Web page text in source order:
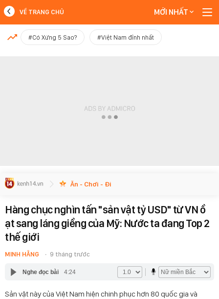
MỚI NHẤT
VỀ TRANG CHỦ MỚI NHẤT
#Có Xứng 5 Sao? #Việt Nam đỉnh nhất
Ăn - Chơi - Đi
Hàng chục nghìn tấn "sản vật tỷ USD" từ VN ồ
ạt sang láng giềng của Mỹ: Nước ta đang Top 2
thế giới
MINH HẰNG 9 tháng trước
Nghe đọc bài 4:24
Sản vật này của Việt Nam hiện chinh phục hơn 80 quốc gia và